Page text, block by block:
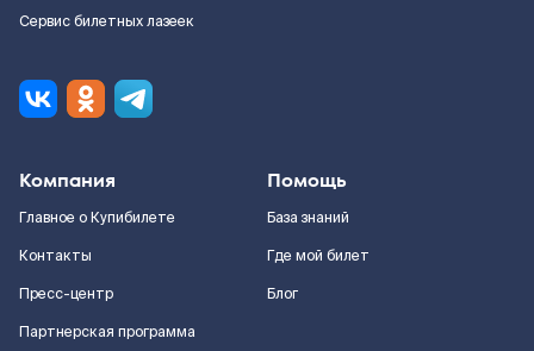
Сервис билетных лазеек
Компания
Главное о Купибилете
Контакты
Пресс-центр
Партнерская программа
Помощь
База знаний
Где мой билет
Блог